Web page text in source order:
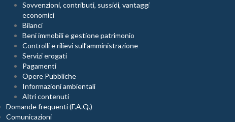
Sovvenzioni, contributi, sussidi, vantaggi
economici
Bilanci
Beni immobili e gestione patrimonio
Controlli e rilievi sull’amministrazione
Servizi erogati
Pagamenti
Opere Pubbliche
Informazioni ambientali
Altri contenuti
Domande frequenti (F.A.Q.)
Comunicazioni